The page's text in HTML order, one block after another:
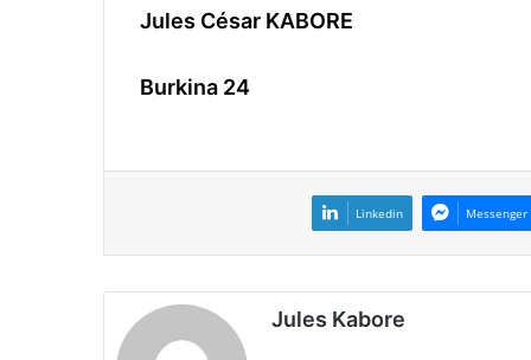
Jules César KABORE
Burkina 24
Linkedin Messenger
Jules Kabore